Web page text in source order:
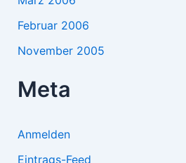
Februar 2006
November 2005
Meta
Anmelden
Eintrags-Feed